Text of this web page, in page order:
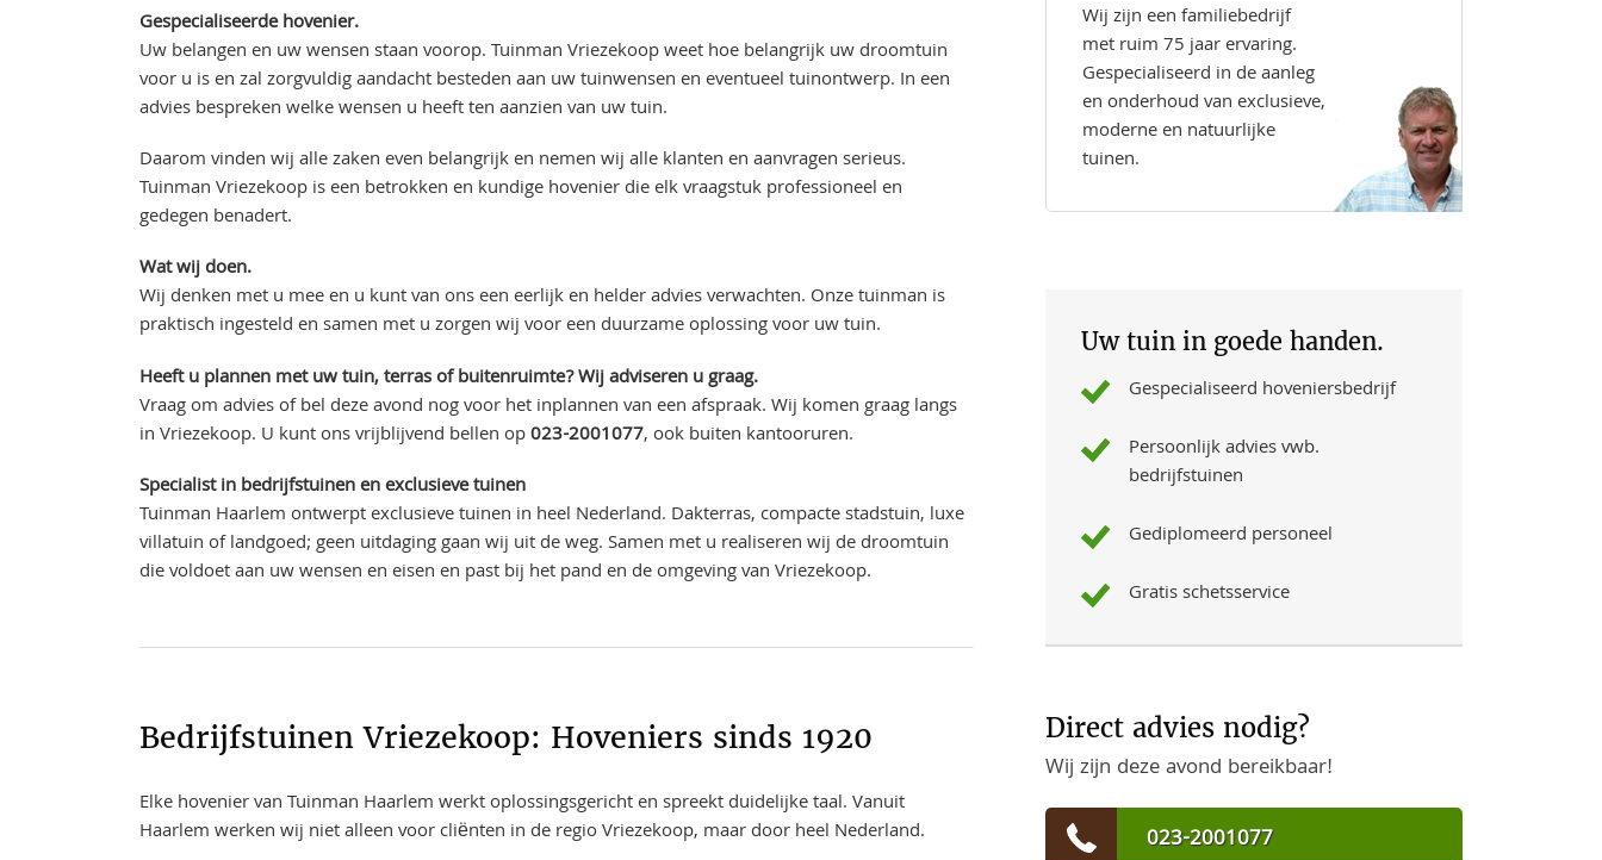
Gespecialiseerde hovenier.
Uw belangen en uw wensen staan voorop. Tuinman Vriezekoop weet hoe belangrijk uw droomtuin
voor u is en zal zorgvuldig aandacht besteden aan uw tuinwensen en eventueel tuinontwerp. In een
advies bespreken welke wensen u heeft ten aanzien van uw tuin.
Daarom vinden wij alle zaken even belangrijk en nemen wij alle klanten en aanvragen serieus.
Tuinman Vriezekoop is een betrokken en kundige hovenier die elk vraagstuk professioneel en
gedegen benadert.
Wat wij doen.
Wij denken met u mee en u kunt van ons een eerlijk en helder advies verwachten. Onze tuinman is
praktisch ingesteld en samen met u zorgen wij voor een duurzame oplossing voor uw tuin.
Heeft u plannen met uw tuin, terras of buitenruimte? Wij adviseren u graag.
Vraag om advies of bel deze avond nog voor het inplannen van een afspraak. Wij komen graag langs
in Vriezekoop. U kunt ons vrijblijvend bellen op023-2001077, ook buiten kantooruren.
Specialist in bedrijfstuinen en exclusieve tuinen
Tuinman Haarlem ontwerpt exclusieve tuinen in heel Nederland. Dakterras, compacte stadstuin, luxe
villatuin of landgoed; geen uitdaging gaan wij uit de weg. Samen met u realiseren wij de droomtuin
die voldoet aan uw wensen en eisen en past bij het pand en de omgeving van Vriezekoop.
Bedrijfstuinen Vriezekoop: Hoveniers sinds 1920
Elke hovenier van Tuinman Haarlem werkt oplossingsgericht en spreekt duidelijke taal. Vanuit
Haarlem werken wij niet alleen voor cliënten in de regio Vriezekoop, maar door heel Nederland.
Wij zijn een familiebedrijf
met ruim 75 jaar ervaring.
Gespecialiseerd in de aanleg
en onderhoud van exclusieve,
moderne en natuurlijke
tuinen.
Uw tuin in goede handen.
Gespecialiseerd hoveniersbedrijf
Persoonlijk advies vwb.
bedrijfstuinen
Gediplomeerd personeel
Gratis schetsservice
Direct advies nodig?
Wij zijn deze avond bereikbaar!
023-2001077